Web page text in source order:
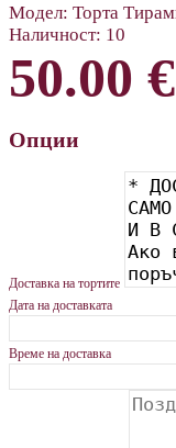
Модел: Торта
Наличност: 10
50.00
Опции
Доставка на тортите
Дата на доставката
Време на доставка